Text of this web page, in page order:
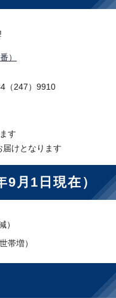
）
（247）9910
す
けとなります
月1日現在）
）
帯増）